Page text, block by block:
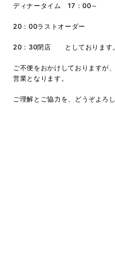
ディナータイム 17：00～
20：00ラストオーダー
20：30閉店 としております
ご不便をおかけしておりますが
営業となります。
ご理解とご協力を、どうぞよろ